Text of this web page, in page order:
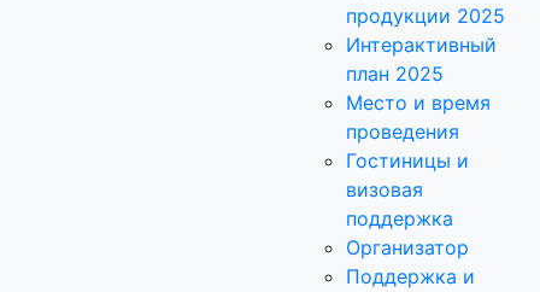
продукции 2025
Интерактивный
план 2025
Место и время
проведения
Гостиницы и
визовая
поддержка
Организатор
Поддержка и